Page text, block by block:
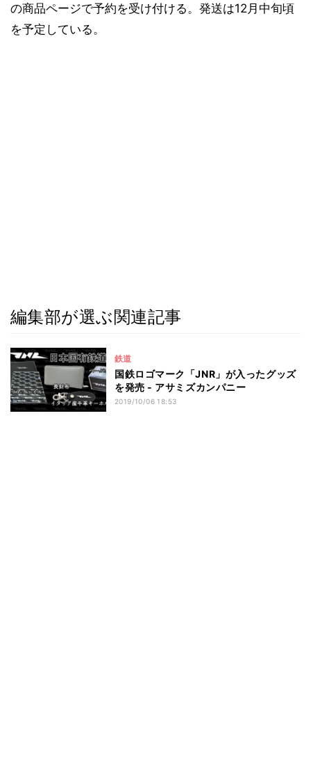
の商品ページで予約を受け付ける。発送は12月中旬頃
を予定している。
編集部が選ぶ関連記事
鉄道
国鉄ロゴマーク「JNR」が入ったグッズ
を発売 - アサミズカンパニー
2019/10/06 18:53